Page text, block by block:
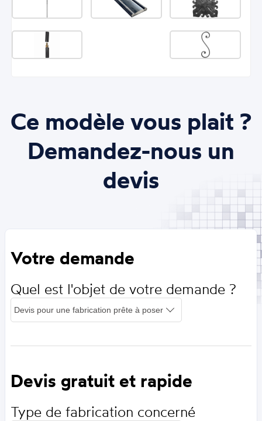
Ce modèle vous plait ?
Demandez-nous un
devis
Votre demande
Quel est l'objet de votre demande ?
Devis gratuit et rapide
Type de fabrication concerné